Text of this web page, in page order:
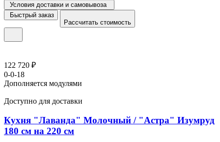
Условия доставки и самовывоза
Быстрый заказ
Рассчитать стоимость
122 720 ₽
0-0-18
Дополняется модулями
Доступно для доставки
Кухня "Лаванда" Молочный / "Астра" Изумруд
180 см на 220 см